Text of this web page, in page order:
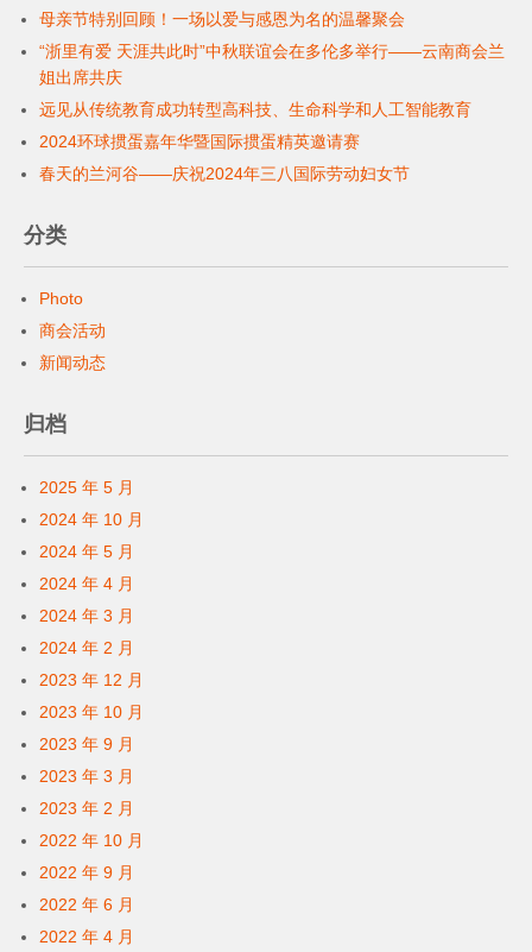
母亲节特别回顾！一场以爱与感恩为名的温馨聚会
“浙里有爱 天涯共此时”中秋联谊会在多伦多举行——云南商会兰
姐出席共庆
远见从传统教育成功转型高科技、生命科学和人工智能教育
2024环球掼蛋嘉年华暨国际掼蛋精英邀请赛
春天的兰河谷——庆祝2024年三八国际劳动妇女节
分类
Photo
商会活动
新闻动态
归档
2025 年 5 月
2024 年 10 月
2024 年 5 月
2024 年 4 月
2024 年 3 月
2024 年 2 月
2023 年 12 月
2023 年 10 月
2023 年 9 月
2023 年 3 月
2023 年 2 月
2022 年 10 月
2022 年 9 月
2022 年 6 月
2022 年 4 月